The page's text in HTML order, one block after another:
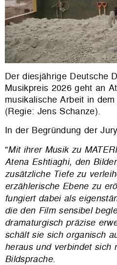
Der diesjährige Deutsche
Musikpreis 2026 geht an
musikalische Arbeit in
(Regie: Jens Schanze).
In der Begründung der
"Mit ihrer Musik zu
Atena Eshtiaghi, den
zusätzliche Tiefe zu
erzählerische Ebene zu
fungiert dabei als
die den Film sensibel
dramaturgisch präzise
schält sie sich organisch
heraus und verbindet sich
Bildsprache.